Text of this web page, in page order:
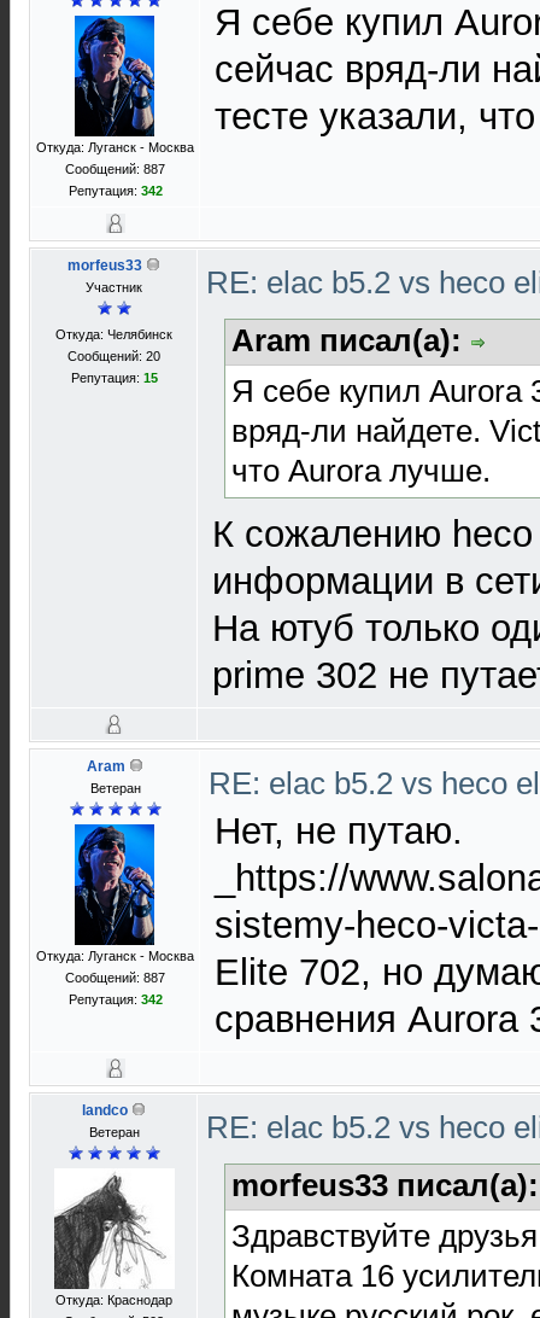
Откуда: Луганск - Москва
Сообщений: 887
Репутация: 342
Я себе купил
сейчас вряд-ли
тесте указали,
morfeus33
Участник
Откуда: Челябинск
Сообщений: 20
Репутация: 15
RE: elac b5.2 vs heco
Aram писал(а):
Я себе купил Aurora
вряд-ли найдете.
что Aurora лучше.
К сожалению
информации в
На ютуб только
prime 302 не
Aram
Ветеран
Откуда: Луганск - Москва
Сообщений: 887
Репутация: 342
RE: elac b5.2 vs heco
Нет, не путаю.
_https://
sistemy-heco-
Elite 702, но
сравнения Aurora
landco
Ветеран
Откуда: Краснодар
RE: elac b5.2 vs heco
morfeus33
Здравствуйте
Комната 16